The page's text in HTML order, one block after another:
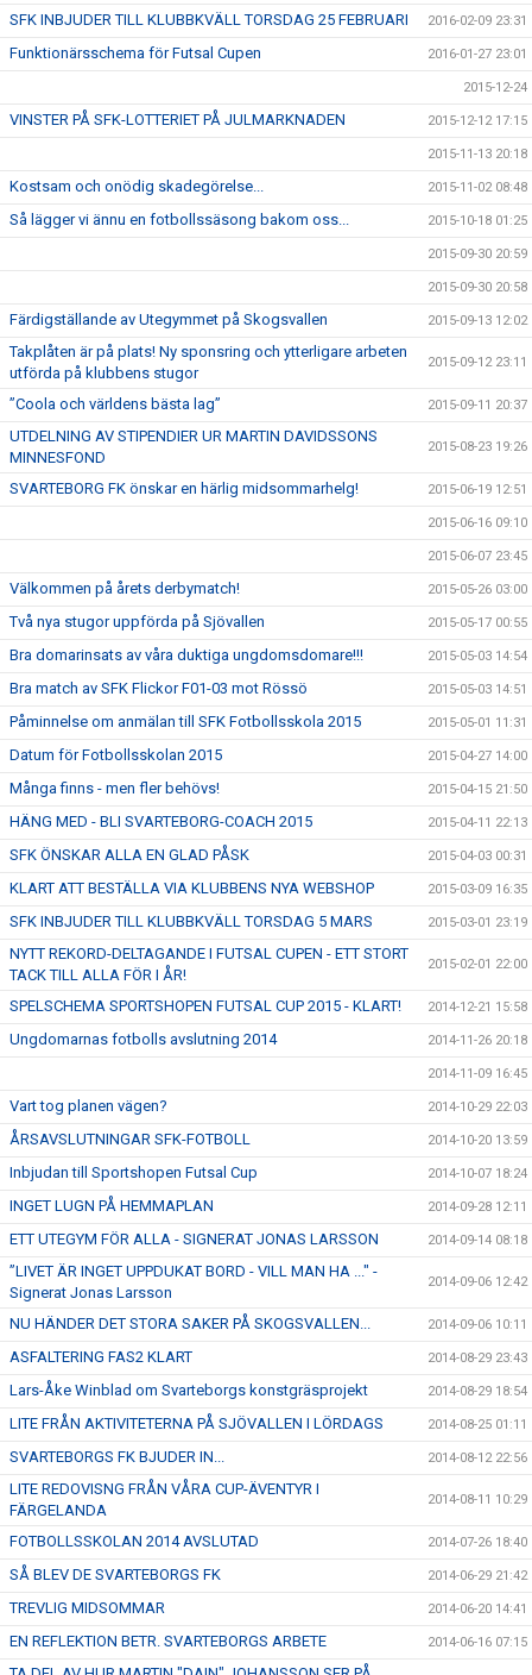
SFK INBJUDER TILL KLUBBKVÄLL TORSDAG 25 FEBRUARI 2016-02-09 23:31
Funktionärsschema för Futsal Cupen 2016-01-27 23:01
2015-12-24
VINSTER PÅ SFK-LOTTERIET PÅ JULMARKNADEN 2015-12-12 17:15
2015-11-13 20:18
Kostsam och onödig skadegörelse... 2015-11-02 08:48
Så lägger vi ännu en fotbollssäsong bakom oss... 2015-10-18 01:25
2015-09-30 20:59
2015-09-30 20:58
Färdigställande av Utegymmet på Skogsvallen 2015-09-13 12:02
Takplåten är på plats! Ny sponsring och ytterligare arbeten
utförda på klubbens stugor
2015-09-12 23:11
”Coola och världens bästa lag” 2015-09-11 20:37
UTDELNING AV STIPENDIER UR MARTIN DAVIDSSONS
MINNESFOND
2015-08-23 19:26
SVARTEBORG FK önskar en härlig midsommarhelg! 2015-06-19 12:51
2015-06-16 09:10
2015-06-07 23:45
Välkommen på årets derbymatch! 2015-05-26 03:00
Två nya stugor uppförda på Sjövallen 2015-05-17 00:55
Bra domarinsats av våra duktiga ungdomsdomare!!! 2015-05-03 14:54
Bra match av SFK Flickor F01-03 mot Rössö 2015-05-03 14:51
Påminnelse om anmälan till SFK Fotbollsskola 2015 2015-05-01 11:31
Datum för Fotbollsskolan 2015 2015-04-27 14:00
Många finns - men fler behövs! 2015-04-15 21:50
HÄNG MED - BLI SVARTEBORG-COACH 2015 2015-04-11 22:13
SFK ÖNSKAR ALLA EN GLAD PÅSK 2015-04-03 00:31
KLART ATT BESTÄLLA VIA KLUBBENS NYA WEBSHOP 2015-03-09 16:35
SFK INBJUDER TILL KLUBBKVÄLL TORSDAG 5 MARS 2015-03-01 23:19
NYTT REKORD-DELTAGANDE I FUTSAL CUPEN - ETT STORT
TACK TILL ALLA FÖR I ÅR!
2015-02-01 22:00
SPELSCHEMA SPORTSHOPEN FUTSAL CUP 2015 - KLART! 2014-12-21 15:58
Ungdomarnas fotbolls avslutning 2014 2014-11-26 20:18
2014-11-09 16:45
Vart tog planen vägen? 2014-10-29 22:03
ÅRSAVSLUTNINGAR SFK-FOTBOLL 2014-10-20 13:59
Inbjudan till Sportshopen Futsal Cup 2014-10-07 18:24
INGET LUGN PÅ HEMMAPLAN 2014-09-28 12:11
ETT UTEGYM FÖR ALLA - SIGNERAT JONAS LARSSON 2014-09-14 08:18
”LIVET ÄR INGET UPPDUKAT BORD - VILL MAN HA ..." -
Signerat Jonas Larsson
2014-09-06 12:42
NU HÄNDER DET STORA SAKER PÅ SKOGSVALLEN... 2014-09-06 10:11
ASFALTERING FAS2 KLART 2014-08-29 23:43
Lars-Åke Winblad om Svarteborgs konstgräsprojekt 2014-08-29 18:54
LITE FRÅN AKTIVITETERNA PÅ SJÖVALLEN I LÖRDAGS 2014-08-25 01:11
SVARTEBORGS FK BJUDER IN... 2014-08-12 22:56
LITE REDOVISNG FRÅN VÅRA CUP-ÄVENTYR I
FÄRGELANDA
2014-08-11 10:29
FOTBOLLSSKOLAN 2014 AVSLUTAD 2014-07-26 18:40
SÅ BLEV DE SVARTEBORGS FK 2014-06-29 21:42
TREVLIG MIDSOMMAR 2014-06-20 14:41
EN REFLEKTION BETR. SVARTEBORGS ARBETE 2014-06-16 07:15